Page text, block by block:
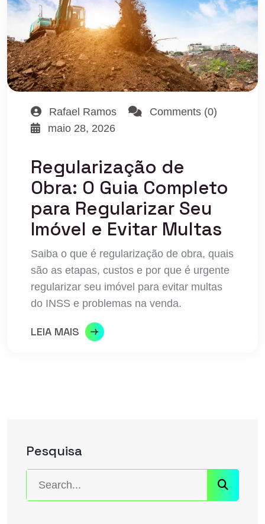
Rafael Ramos
Comments (0)
maio 28, 2026
Regularização de
Obra: O Guia Completo
para Regularizar Seu
Imóvel e Evitar Multas
Saiba o que é regularização de obra, quais
são as etapas, custos e por que é urgente
regularizar seu imóvel para evitar multas
do INSS e problemas na venda.
LEIA MAIS
Pesquisa